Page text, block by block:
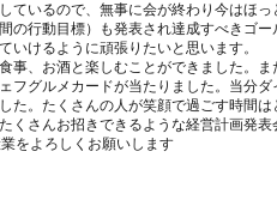
ているので、無事に会が終わり今はほっ
の行動目標）も発表され達成すべきゴ
いけるように頑張りたいと思います。
事、お酒と楽しむことができました。
フグルメカードが当たりました。当分
た。たくさんの人が笑顔で過ごす時間は
くさんお招きできるような経営計画発
をよろしくお願いします